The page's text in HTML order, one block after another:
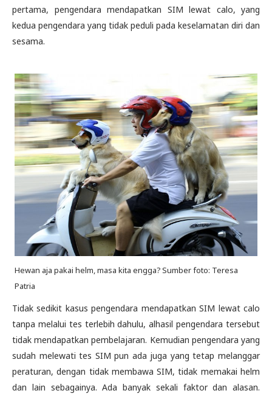
pertama, pengendara mendapatkan SIM lewat calo, yang
kedua pengendara yang tidak peduli pada keselamatan diri dan
sesama.
Hewan aja pakai helm, masa kita engga? Sumber foto: Teresa
Patria
Tidak sedikit kasus pengendara mendapatkan SIM lewat calo
tanpa melalui tes terlebih dahulu, alhasil pengendara tersebut
tidak mendapatkan pembelajaran. Kemudian pengendara yang
sudah melewati tes SIM pun ada juga yang tetap melanggar
peraturan, dengan tidak membawa SIM, tidak memakai helm
dan lain sebagainya. Ada banyak sekali faktor dan alasan.